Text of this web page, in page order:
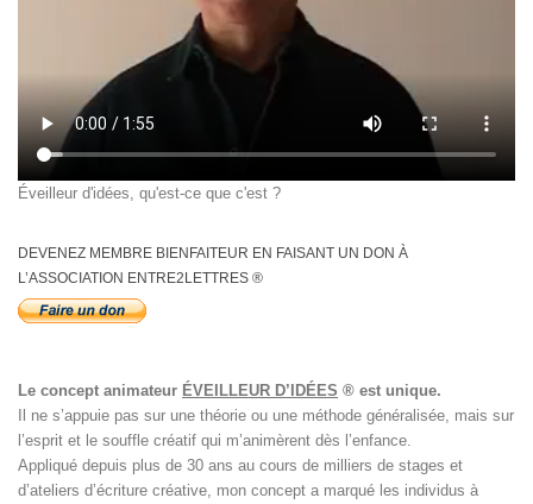
Éveilleur d'idées, qu'est-ce que c'est ?
DEVENEZ MEMBRE BIENFAITEUR EN FAISANT UN DON À
L’ASSOCIATION ENTRE2LETTRES ®
Le concept animateur ÉVEILLEUR D’IDÉES ® est unique.
Il ne s’appuie pas sur une théorie ou une méthode généralisée, mais sur
l’esprit et le souffle créatif qui m’animèrent dès l’enfance.
Appliqué depuis plus de 30 ans au cours de milliers de stages et
d’ateliers d’écriture créative, mon concept a marqué les individus à